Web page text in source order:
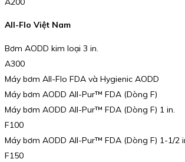
All-Flo Việt Nam
Bơm AODD kim loại 3 in.
A300
Máy bơm All-Flo FDA và Hygienic AODD
Máy bơm AODD All-Pur™️ FDA (Dòng F)
Máy bơm AODD All-Pur™️ FDA (Dòng F) 1 in.
F100
Máy bơm AODD All-Pur™️ FDA (Dòng F) 1-1/2
F150